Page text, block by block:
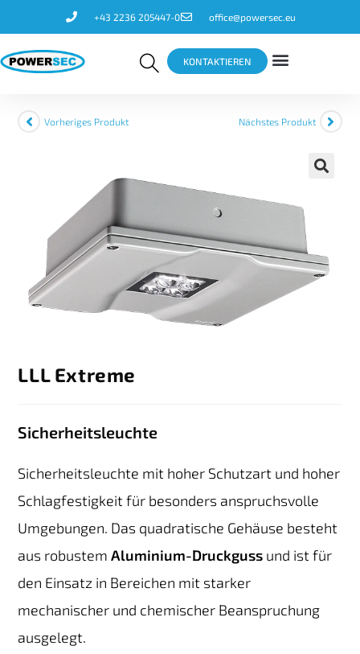
+43 2236 205447-0 office@powersec.eu
KONTAKTIEREN
Vorheriges Produkt Nächstes Produkt
LLL Extreme
Sicherheitsleuchte
Sicherheitsleuchte mit hoher Schutzart und hoher
Schlagfestigkeit für besonders anspruchsvolle
Umgebungen. Das quadratische Gehäuse besteht
aus robustemAluminium-Druckguss und ist für
den Einsatz in Bereichen mit starker
mechanischer und chemischer Beanspruchung
ausgelegt.